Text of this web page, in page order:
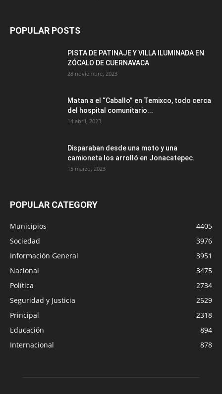
POPULAR POSTS
PISTA DE PATINAJE Y VILLA ILUMINADA EN
ZÓCALO DE CUERNAVACA
28 noviembre, 2023
Matan a el “Caballo” en Temixco, todo cerca
del hospital comunitario...
14 abril, 2023
Disparaban desde una moto y una
camioneta los arrolló en Jonacatepec.
15 marzo, 2023
POPULAR CATEGORY
Municipios
4405
Sociedad
3976
Información General
3951
Nacional
3475
Política
2734
Seguridad y Justicia
2529
Principal
2318
Educación
894
Internacional
878